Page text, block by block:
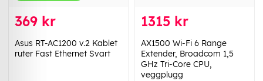
369 kr
Asus RT-AC1200 v.2 Kablet
ruter Fast Ethernet Svart
1315 kr
AX1500 Wi-Fi 6 Range
Extender, Broadcom 1,5
GHz Tri-Core CPU,
veggplugg